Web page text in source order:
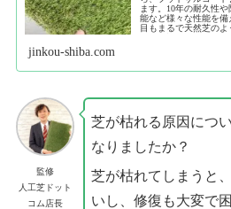
ます。10年の耐久性
能など様々な性能を
目もまるで天然芝の
jinkou-shiba.com
監修
人工芝ドット
コム店長
芝が枯れる原因につ
なりましたか？
芝が枯れてしまうと
いし、修復も大変で